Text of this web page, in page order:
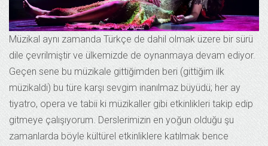
Müzikal aynı zamanda Türkçe de dahil olmak üzere bir sürü
dile çevrilmiştir ve ülkemizde de oynanmaya devam ediyor.
Geçen sene bu müzikale gittiğimden beri (gittiğim ilk
müzikaldi) bu türe karşı sevgim inanılmaz büyüdü; her ay
tiyatro, opera ve tabii ki müzikaller gibi etkinlikleri takip edip
gitmeye çalışıyorum. Derslerimizin en yoğun olduğu şu
zamanlarda böyle kültürel etkinliklere katılmak bence